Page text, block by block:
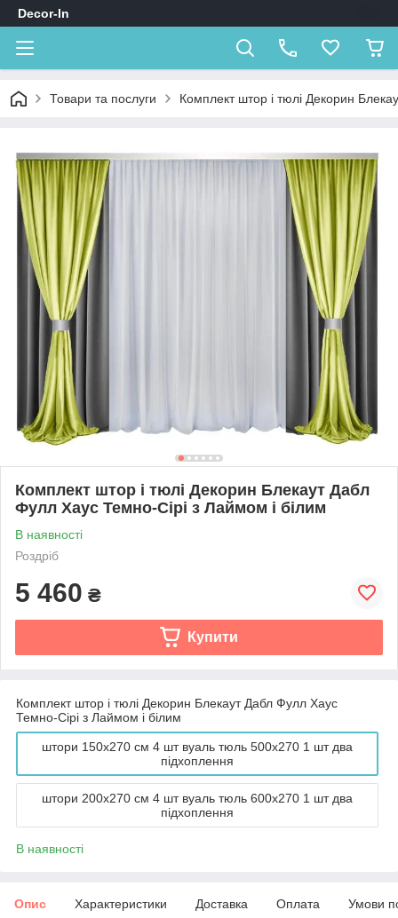
Decor-In
Товари та послуги Комплект штор і тюлі Декорин
Комплект штор і тюлі Декорин Блекаут Дабл
Фулл Хаус Темно-Сірі з Лаймом і білим
В наявності
Роздріб
5 460 ₴
Купити
Комплект штор і тюлі Декорин Блекаут Дабл Фулл Хаус
Темно-Сірі з Лаймом і білим
штори 150x270 см 4 шт вуаль тюль 500х270 1 шт два
підхоплення
штори 200x270 см 4 шт вуаль тюль 600х270 1 шт два
підхоплення
В наявності
Опис Характеристики Доставка Оплата Умови